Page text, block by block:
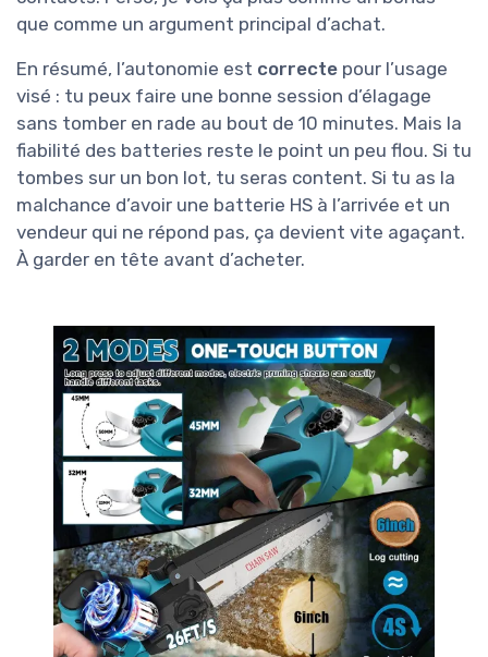
que comme un argument principal d’achat.
En résumé, l’autonomie est correcte pour l’usage
visé : tu peux faire une bonne session d’élagage
sans tomber en rade au bout de 10 minutes. Mais la
fiabilité des batteries reste le point un peu flou. Si tu
tombes sur un bon lot, tu seras content. Si tu as la
malchance d’avoir une batterie HS à l’arrivée et un
vendeur qui ne répond pas, ça devient vite agaçant.
À garder en tête avant d’acheter.